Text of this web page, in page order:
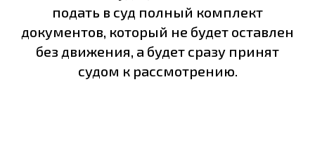
подать в суд полный комплект
документов, который не будет оставлен
без движения, а будет сразу принят
судом к рассмотрению.